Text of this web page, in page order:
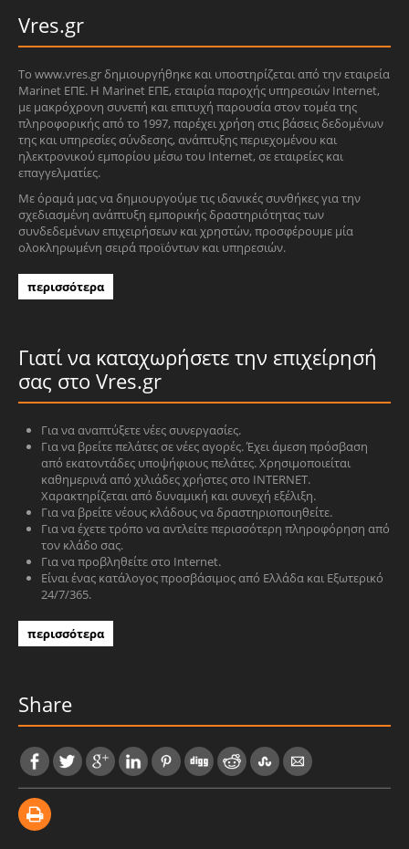
Vres.gr
Το www.vres.gr δημιουργήθηκε και υποστηρίζεται από την εταιρεία
Marinet ΕΠΕ. Η Marinet ΕΠΕ, εταιρία παροχής υπηρεσιών Internet,
με μακρόχρονη συνεπή και επιτυχή παρουσία στον τομέα της
πληροφορικής από το 1997, παρέχει χρήση στις βάσεις δεδομένων
της και υπηρεσίες σύνδεσης, ανάπτυξης περιεχομένου και
ηλεκτρονικού εμπορίου μέσω του Internet, σε εταιρείες και
επαγγελματίες.
Με όραμά μας να δημιουργούμε τις ιδανικές συνθήκες για την
σχεδιασμένη ανάπτυξη εμπορικής δραστηριότητας των
συνδεδεμένων επιχειρήσεων και χρηστών, προσφέρουμε μία
ολοκληρωμένη σειρά προϊόντων και υπηρεσιών.
περισσότερα
Γιατί να καταχωρήσετε την επιχείρησή
σας στο Vres.gr
Για να αναπτύξετε νέες συνεργασίες.
Για να βρείτε πελάτες σε νέες αγορές. Έχει άμεση πρόσβαση
από εκατοντάδες υποψήφιους πελάτες. Χρησιμοποιείται
καθημερινά από χιλιάδες χρήστες στο INTERNET.
Χαρακτηρίζεται από δυναμική και συνεχή εξέλιξη.
Για να βρείτε νέους κλάδους να δραστηριοποιηθείτε.
Για να έχετε τρόπο να αντλείτε περισσότερη πληροφόρηση από
τον κλάδο σας.
Για να προβληθείτε στο Internet.
Είναι ένας κατάλογος προσβάσιμος από Ελλάδα και Εξωτερικό
24/7/365.
περισσότερα
Share